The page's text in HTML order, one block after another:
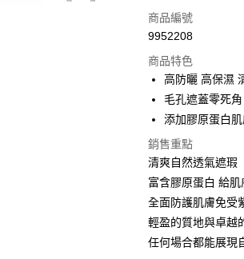
POYA支付
超商取貨付款
LINE Pay
街口支付
Google Pay
AFTEE先享後付
商品編號
9952208
商品特色
高防曬 高保濕
毛孔遮蓋零死
添加膠原蛋白
銷售重點
清爽自然透氣遮瑕
富含膠原蛋白 給
全面防護肌膚免受
輕盈的質地與卓越
任何場合都能展現